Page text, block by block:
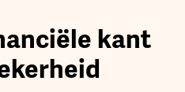
kant